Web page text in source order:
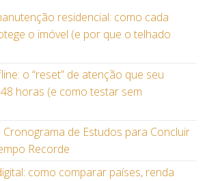
residencial: como cada
o imóvel (e por que o telhado
o “reset” de atenção que seu
horas (e como testar sem
Cronograma de Estudos para Concluir
Recorde
como comparar países, renda